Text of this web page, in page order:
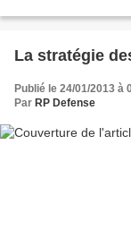
La stratégie
Publié le 24/01/2013 à
Par RP Defense